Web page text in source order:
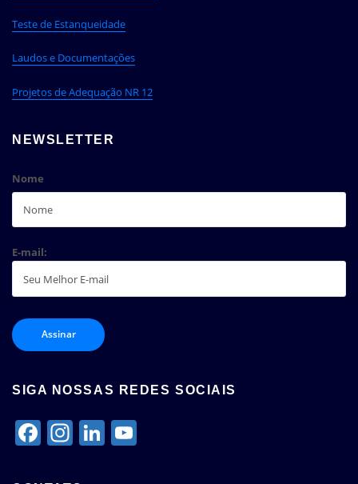
Teste de Estanqueidade
Laudos e Documentações
Projetos de Adequação NR 12
NEWSLETTER
Nome
E-mail:
SIGA NOSSAS REDES SOCIAIS
Facebook
Instagram
LinkedIn